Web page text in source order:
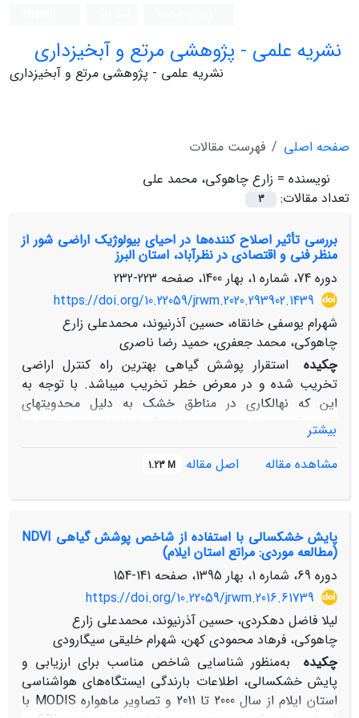
نشریه علمی - پژوهشی مرتع و آبخیزداری
نشریه علمی - پژوهشی مرتع و آبخیزداری
صفحه اصلی
فهرست مقالات
نویسنده = زارع چاهوکی، محمد علی
تعداد مقالات:
3
بررسی تأثیر اصلاح کننده‌ها در احیای بیولوژیک اراضی شور از
منظر فنی و اقتصادی در نظرآباد، استان البرز
دوره 74، شماره 1، بهار 1400، صفحه
223-232
https://doi.org/10.22059/jrwm.2020.293902.1439
شهرام یوسفی خانقاه، حسین آذرنیوند، محمدعلی زارع
چاهوکی، محمد جعفری، حمید رضا ناصری
چکیده
استقرار پوشش گیاهی بهترین راه کنترل اراضی
تخریب شده و در معرض خطر تخریب می­باشد. با توجه به
این که نهال­کاری در مناطق خشک به دلیل محدویت­های
اکولوژیکی بسیار پرهزینه می­باشد کارشناسان به دنبال روش­
هایی هستند که درصد استقرار نهال­ها را افزایش داده و هزینه­
های نهال کاری را کاهش دهند. در این راستا استفاده صحیح از
شهرستان نظرآباد در جنوب غربی استان البرز واقع شده است.
میکوریزی آربسکولار و پلیمر رزین اکریلیک هر کدام در چهار
سطح در پای نهال­های قره­داغ استفاده شد. ویژگی­های خاک
منطقه هنگام کشت اندازه­گیری شد. بعد از گذشت یک سال
با شمارش تعداد نهال­های زنده مانده، درصد استقرار برای هر
تیمار محاسبه گردید. برآورد اقتصادی براساس هزینه-فایده
محاسبه گردیده و برای هر تیمار به طور جداگانه محاسبه شد.
نتایج نشان داد که تفاوت معنی­داری در سطح 5 % بین اصلاح
کننده­ها و شاهد از نظر استقرار وجود دارد و میکوریز دارای
بیشترین (70 %) و تیمارهای شاهد دارای کمترین (40 %)
درصد استقرار بودند. از نظر اقتصادی تیمارهای میکوریز 100گرم،
بیشتر
مشاهده مقاله
اصل مقاله 1.23 M
پایش خشکسالی با استفاده از شاخص‌ پوشش گیاهی NDVI
(مطالعه موردی: مراتع استان ایلام)
دوره 69، شماره 1، بهار 1395، صفحه
141-154
https://doi.org/10.22059/jrwm.2016.61739
لیلا فاضل دهکردی، حسین آذرنیوند، محمدعلی زارع
چاهوکی، فرهاد محمودی کهن، شهرام خلیقی سیگارودی
چکیده
به‌منظور شناسایی شاخص مناسب برای ارزیابی و
پایش خشکسالی، اطلاعات بارندگی ایستگاه‌های هواشناسی
استان ایلام از سال 2000 تا 2011 و تصاویر ماهواره MODIS با